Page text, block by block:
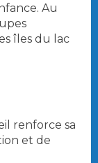
Au
îles du lac
renforce sa
et de